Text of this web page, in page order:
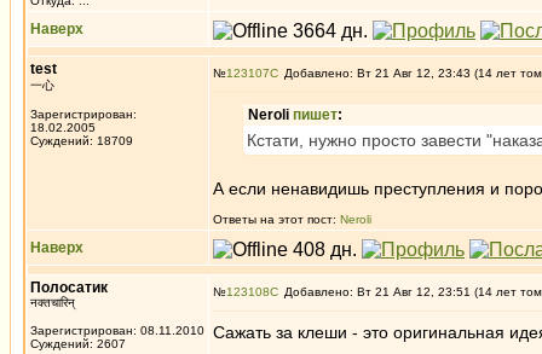
Наверх
test
一心
Зарегистрирован:
18.02.2005
Суждений: 18709
№123107 Добавлено: Вт 21 Авг 12, 23:43 (14 лет
Neroli пишет:
Кстати, нужно просто завести
А если ненавидишь преступления и
Ответы на этот пост: Neroli
Наверх
Полосатик
नक्तचारिन्
Зарегистрирован: 08.11.2010
Суждений: 2607
№123108 Добавлено: Вт 21 Авг 12, 23:51 (14 лет
Сажать за клеши - это оригинальная